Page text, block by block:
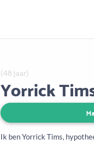
(48 jaar)
Yorrick
Ik ben Yorrick Tims,